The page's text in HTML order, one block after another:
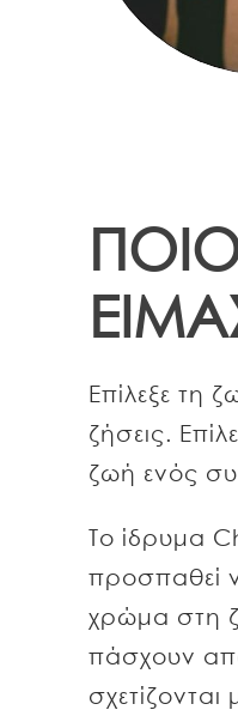
Επίλεξε τη
ζήσεις.
ζωή ενός
Το ίδρυμα
προσπαθεί
χρώμα στη
πάσχουν
σχετίζονται